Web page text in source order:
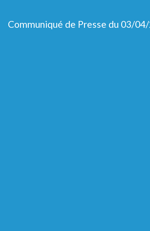
Communiqué de Presse du 03/